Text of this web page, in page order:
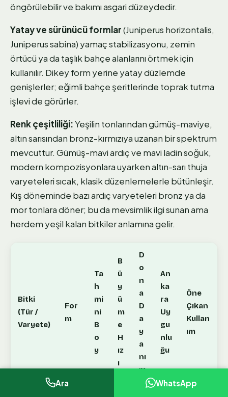
öngörülebilir ve bakımı asgari düzeydedir.
Yatay ve sürünücü formlar(Juniperus horizontalis,
Juniperus sabina) yamaç stabilizasyonu, zemin
örtücü ya da taşlık bahçe alanlarını örtmek için
kullanılır. Dikey form yerine yatay düzlemde
genişlerler; eğimli bahçe şeritlerinde toprak tutma
işlevi de görürler.
Renk çeşitliliği:Yeşilin tonlarından gümüş-maviye,
altın sarısından bronz-kırmızıya uzanan bir spektrum
mevcuttur. Gümüş-mavi ardıç ve mavi ladin soğuk,
modern kompozisyonlara uyarken altın-sarı thuja
varyeteleri sıcak, klasik düzenlemelerle bütünleşir.
Kış döneminde bazı ardıç varyeteleri bronz ya da
mor tonlara döner; bu da mevsimlik ilgi sunan ama
herdem yeşil kalan bitkiler anlamına gelir.
Bitki
(Tür /
Varyete)
For
m
Ta
h
mi
ni
B
o
y
B
ü
y
ü
m
e
H
ız
ı
D
o
n
a
D
a
y
a
nı
m
An
ka
ra
Uy
gu
nlu
ğu
Öne
Çıkan
Kullan
ım
Ara WhatsApp